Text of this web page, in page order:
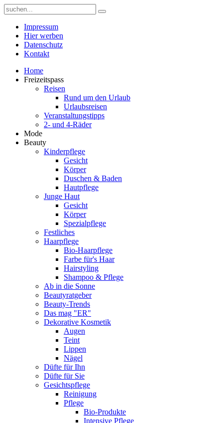
Impressum
Hier werben
Datenschutz
Kontakt
Home
Freizeitspass
Reisen
Rund um den Urlaub
Urlaubsreisen
Veranstaltungstipps
2- und 4-Räder
Mode
Beauty
Kinderpflege
Gesicht
Körper
Duschen & Baden
Hautpflege
Junge Haut
Gesicht
Körper
Spezialpflege
Festliches
Haarpflege
Bio-Haarpflege
Farbe für's Haar
Hairstyling
Shampoo & Pflege
Ab in die Sonne
Beautyratgeber
Beauty-Trends
Das mag "ER"
Dekorative Kosmetik
Augen
Teint
Lippen
Nägel
Düfte für Ihn
Düfte für Sie
Gesichtspflege
Reinigung
Pflege
Bio-Produkte
Intensive Pflege